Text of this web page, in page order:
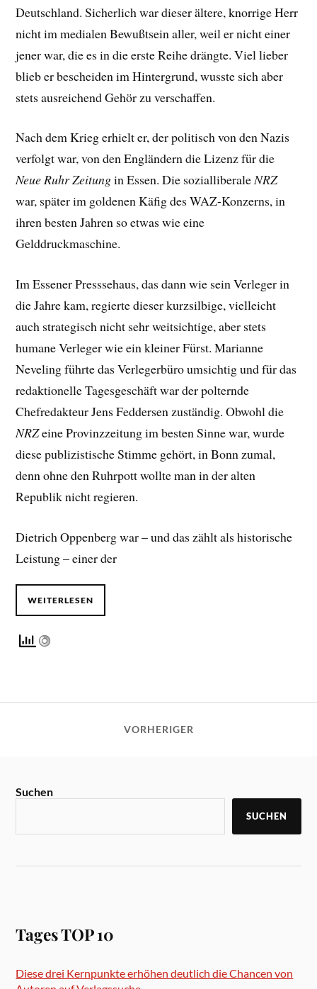
Deutschland. Sicherlich war dieser ältere, knorrige Herr
nicht im medialen Bewußtsein aller, weil er nicht einer
jener war, die es in die erste Reihe drängte. Viel lieber
blieb er bescheiden im Hintergrund, wusste sich aber
stets ausreichend Gehör zu verschaffen.
Nach dem Krieg erhielt er, der politisch von den Nazis
verfolgt war, von den Engländern die Lizenz für die
Neue Ruhr Zeitungin Essen. Die sozialliberaleNRZ
war, später im goldenen Käfig des WAZ-Konzerns, in
ihren besten Jahren so etwas wie eine
Gelddruckmaschine.
Im Essener Presssehaus, das dann wie sein Verleger in
die Jahre kam, regierte dieser kurzsilbige, vielleicht
auch strategisch nicht sehr weitsichtige, aber stets
humane Verleger wie ein kleiner Fürst. Marianne
Neveling führte das Verlegerbüro umsichtig und für das
redaktionelle Tagesgeschäft war der polternde
Chefredakteur Jens Feddersen zuständig. Obwohl die
NRZeine Provinzzeitung im besten Sinne war, wurde
diese publizistische Stimme gehört, in Bonn zumal,
denn ohne den Ruhrpott wollte man in der alten
Republik nicht regieren.
Dietrich Oppenberg war – und das zählt als historische
Leistung – einer der
WEITERLESEN
VORHERIGER
Suchen
SUCHEN
Tages TOP 10
Diese drei Kernpunkte erhöhen deutlich die Chancen von